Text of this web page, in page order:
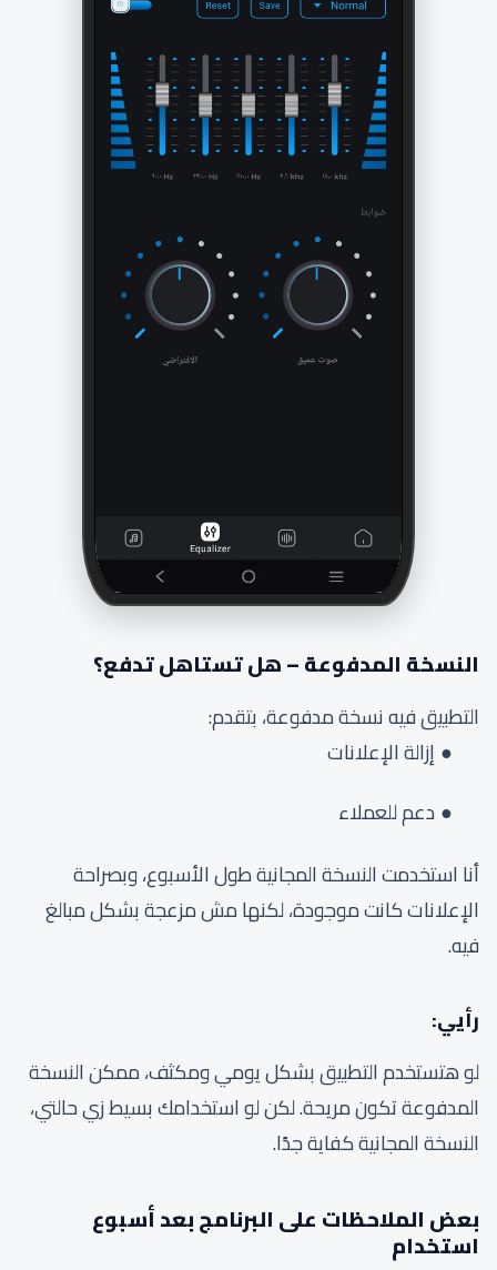
النسخة المدفوعة – هل تستاهل تدفع؟
التطبيق فيه نسخة مدفوعة، بتقدم:
إزالة الإعلانات
دعم للعملاء
أنا استخدمت النسخة المجانية طول الأسبوع، وبصراحة
الإعلانات كانت موجودة، لكنها مش مزعجة بشكل مبالغ
فيه.
رأيي:
لو هتستخدم التطبيق بشكل يومي ومكثف، ممكن النسخة
المدفوعة تكون مريحة. لكن لو استخدامك بسيط زي حالتي،
النسخة المجانية كفاية جدًا.
بعض الملاحظات على البرنامج بعد أسبوع
استخدام